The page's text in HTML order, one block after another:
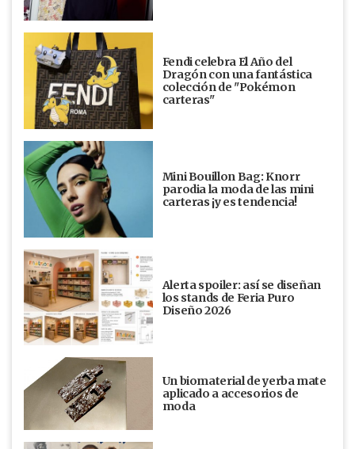
Fendi celebra El Año del
Dragón con una fantástica
colección de "Pokémon
carteras"
Mini Bouillon Bag: Knorr
parodia la moda de las mini
carteras ¡y es tendencia!
Alerta spoiler: así se diseñan
los stands de Feria Puro
Diseño 2026
Un biomaterial de yerba mate
aplicado a accesorios de
moda